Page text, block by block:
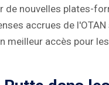
de nouvelles plates-
accrues de
meilleur accès pour